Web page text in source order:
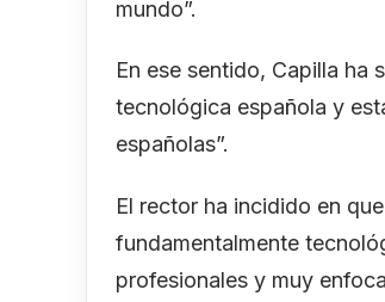
mundo”.
En ese sentido, Capilla ha
tecnológica española y
españolas”.
El rector ha incidido en
fundamentalmente
profesionales y muy